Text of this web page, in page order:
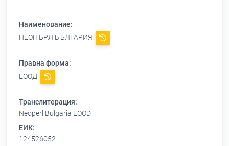
Наименование:
НЕОПЪРЛ БЪЛГАРИЯ
Правна форма:
ЕООД
Транслитерация:
Neoperl Bulgaria EOOD
ЕИК:
124526052